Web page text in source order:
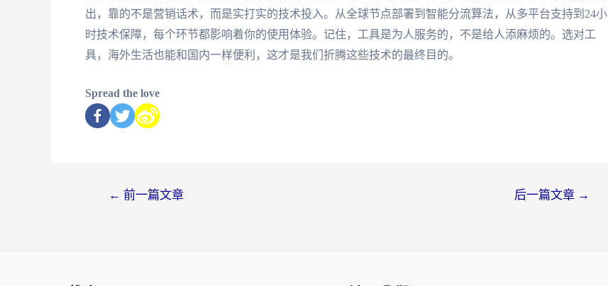
出，靠的不是营销话术，而是实打实的技术投入。从全球节点部署到智能分流算法，从多平台支持到24小
时技术保障，每个环节都影响着你的使用体验。记住，工具是为人服务的，不是给人添麻烦的。选对工
具，海外生活也能和国内一样便利，这才是我们折腾这些技术的最终目的。
Spread the love
← 前一篇文章 后一篇文章 →